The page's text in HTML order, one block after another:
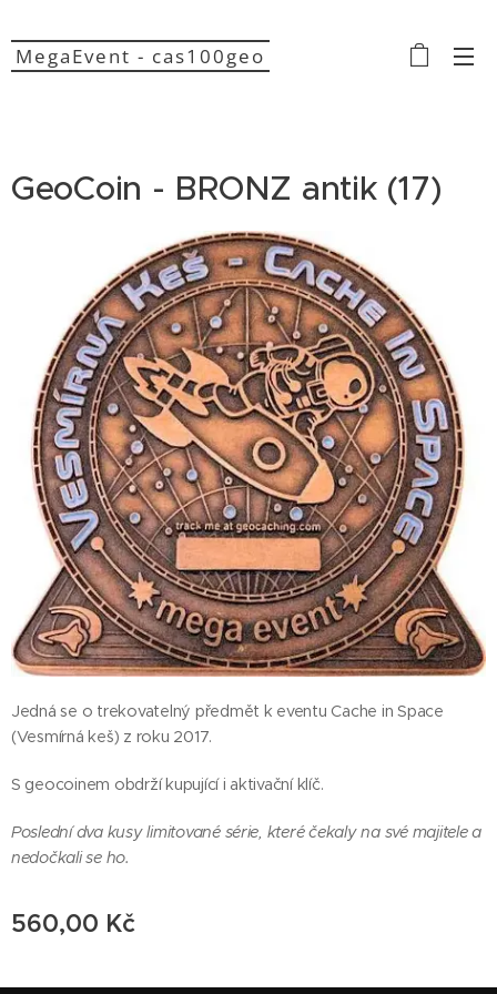
MegaEvent - cas100geo
GeoCoin - BRONZ antik (17)
Jedná se o trekovatelný předmět k eventu Cache in Space
(Vesmírná keš) z roku 2017.
S geocoinem obdrží kupující i aktivační klíč.
Poslední dva kusy limitované série, které čekaly na své majitele a
nedočkali se ho.
560,00 Kč